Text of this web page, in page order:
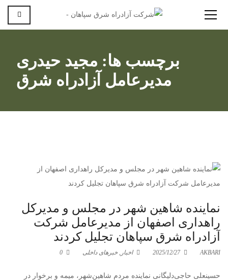
برچسب ها: مجید حیدری
مدیرعامل آزادراه شرق
نماینده شاهین شهر در مجلس و مدیرکل
راهداری اصفهان از مدیرعامل شرکت
آزادراه شرق سپاهان تجلیل کردند
AKBARI
2025/12/27 اخبار ,خبرهای داخلی
حسینعلی حاجی‌دلیگانی نماینده مردم شاهین‌شهر، میمه و برخوار در